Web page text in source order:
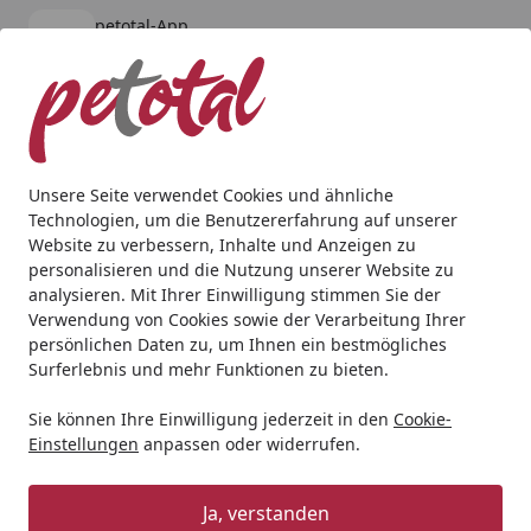
Unsere Seite verwendet Cookies und ähnliche
Technologien, um die Benutzererfahrung auf unserer
Website zu verbessern, Inhalte und Anzeigen zu
personalisieren und die Nutzung unserer Website zu
analysieren. Mit Ihrer Einwilligung stimmen Sie der
Verwendung von Cookies sowie der Verarbeitung Ihrer
persönlichen Daten zu, um Ihnen ein bestmögliches
Surferlebnis und mehr Funktionen zu bieten.
Sie können Ihre Einwilligung jederzeit in den Cookie-
Einstellungen anpassen oder widerrufen.
Ja, verstanden
petotal-App
kostenlos - Im App Store
Alle Produkte
Mein Konto
Suchen
Startseite
Hund Hundetrockenfutter Green Petfood
GreenPetfood Sensitive with Insects
Hundetrockenfutter